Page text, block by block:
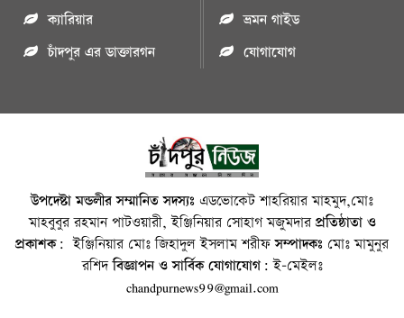
ক্যারিয়ার
চাঁদপুর এর ডাক্তারগন
ভ্রমন গাইড
যোগাযোগ
উপদেষ্টা মন্ডলীর সম্মানিত সদস্যঃ এডভোকেট শাহরিয়ার মাহমুদ,মোঃ
মাহবুবুর রহমান পাটওয়ারী, ইঞ্জিনিয়ার সোহাগ মজুমদারপ্রতিষ্ঠাতা ও
প্রকাশক: ইঞ্জিনিয়ার মোঃ জিহাদুল ইসলাম শরীফসম্পাদকঃ মোঃ মামুনুর
রশিদবিজ্ঞাপন ও সার্বিক যোগাযোগ: ই-মেইলঃ
chandpurnews99@gmail.com